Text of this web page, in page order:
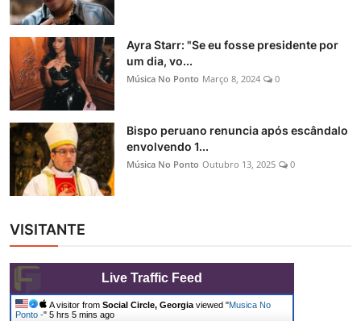
Ayra Starr: "Se eu fosse presidente por
um dia, vo...
Música No Ponto Março 8, 2024 0
Bispo peruano renuncia após escândalo
envolvendo 1...
Música No Ponto Outubro 13, 2025 0
VISITANTE
Live Traffic Feed
A visitor from Social Circle, Georgia viewed "Musica No
Ponto -" 5 hrs 5 mins ago